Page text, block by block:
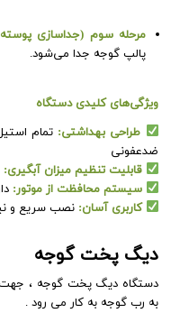
مرحله سوم (جداسازی
پالپ گوجه جدا می‌شود.
ویژگی‌های کلیدی دستگاه
طراحی بهداشتی: تمام
ضدعفونی
قابلیت تنظیم میزان آبگیری:
سیستم محافظت از موتور:
کاربری آسان: نصب سریع و
دیگ پخت گوجه
دستگاه دیگ پخت گوجه ،
به رب گوجه به کار می رود .